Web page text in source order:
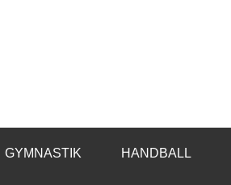
GYMNASTIK HANDBALL